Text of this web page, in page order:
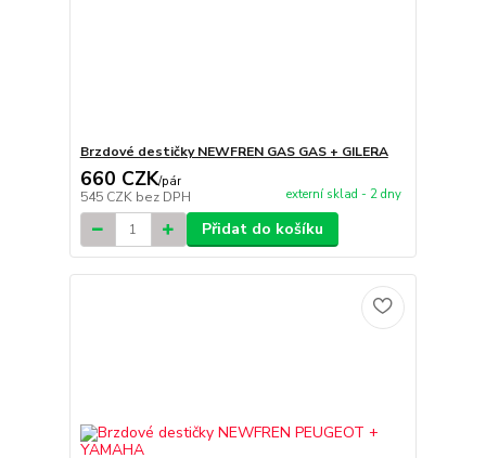
Brzdové destičky NEWFREN GAS GAS + GILERA
660 CZK/pár
545 CZK bez DPH externí sklad - 2 dny
Přidat do košíku